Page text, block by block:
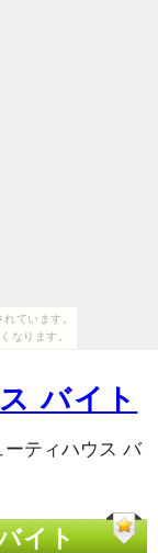
ています。
なります。
バイト
ーティハウス バ
イト